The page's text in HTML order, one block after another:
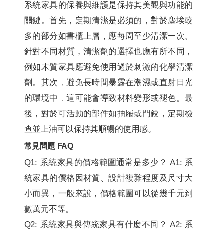
系統家具的保養與維護是保持其美觀與功能的
關鍵。首先，定期清潔是必須的，對於塵埃較
多的部分如書櫃上層，應每周至少清潔一次。
針對不同材質，清潔劑的選擇也應有所不同，
例如木質家具應避免使用過於刺激的化學清潔
劑。其次，避免長時間暴露在潮濕或直射日光
的環境中，這可能會導致材料變形或褪色。最
後，對於可活動的部件如抽屜或門鉸，定期檢
查並上油可以保持其順暢的使用感。
常見問題 FAQ
Q1: 系統家具的價格範圍通常是多少？ A1: 系
統家具的價格因材質、設計複雜程度及尺寸大
小而異，一般來說，價格範圍可以從幾千元到
數萬元不等。
Q2: 系統家具與傳統家具有什麼不同？ A2: 系